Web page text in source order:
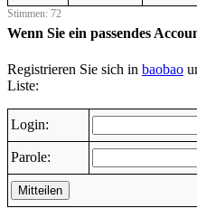
Stimmen: 72
Wenn Sie ein passendes
Registrieren Sie sich in baobao
Liste:
Login:
Parole:
Mitteilen